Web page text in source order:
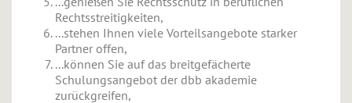
Rechtsstreitigkeiten,
...stehen Ihnen viele Vorteilsangebote starker
Partner offen,
...können Sie auf das breitgefächerte
Schulungsangebot der dbb akademie
zurückgreifen,